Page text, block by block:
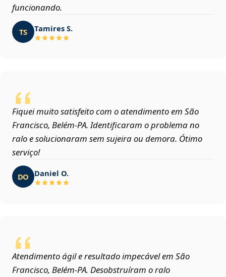
funcionando.
TS Tamires S.
Fiquei muito satisfeito com o atendimento em São
Francisco, Belém‑PA. Identificaram o problema no
ralo e solucionaram sem sujeira ou demora. Ótimo
serviço!
DO Daniel O.
Atendimento ágil e resultado impecável em São
Francisco, Belém‑PA. Desobstruíram o ralo